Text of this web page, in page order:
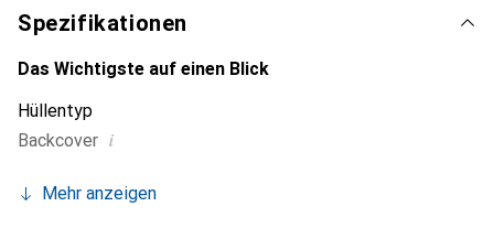
anspruchsvolle Kundschaft.
Spezifikationen
Das Wichtigste auf einen Blick
Hüllentyp
Backcover i
Mehr anzeigen